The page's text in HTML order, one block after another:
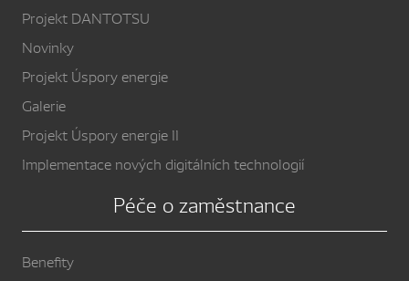
Projekt DANTOTSU
Novinky
Projekt Úspory energie
Galerie
Projekt Úspory energie II
Implementace nových digitálních technologií
Péče o zaměstnance
Benefity